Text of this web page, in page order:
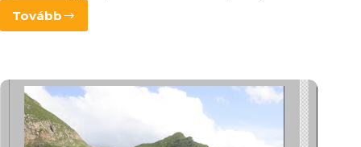
TovábbKépelem
segítségével